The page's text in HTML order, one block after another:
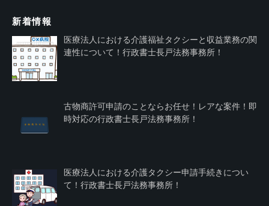
新着情報
医療法人における介護福祉タクシーと収益業務の関
連性について！行政書士長戸法務事務所！
古物商許可申請のことならお任せ！レアな案件！即
時対応の行政書士長戸法務事務所！
医療法人における介護タクシー申請手続きについ
て！行政書士長戸法務事務所！